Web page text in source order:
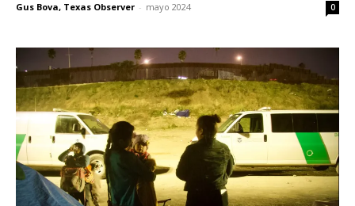
Gus Bova, Texas Observer - mayo 2024 0